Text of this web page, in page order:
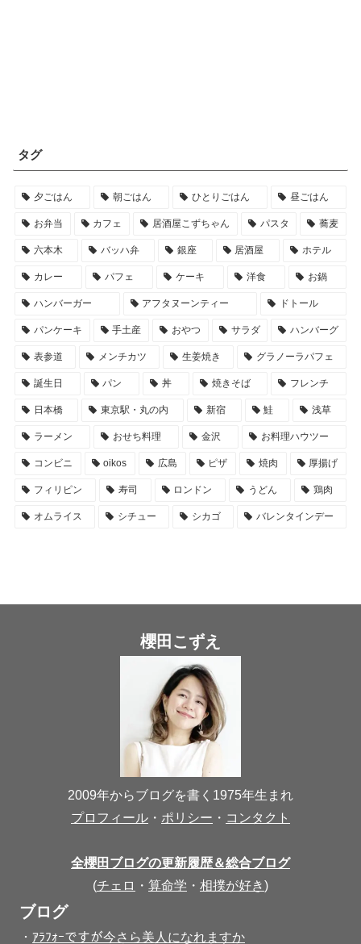
タグ
夕ごはん 朝ごはん ひとりごはん 昼ごはん
お弁当 カフェ 居酒屋こずちゃん パスタ 蕎麦
六本木 バッハ弁 銀座 居酒屋 ホテル
カレー パフェ ケーキ 洋食 お鍋
ハンバーガー アフタヌーンティー ドトール
パンケーキ 手土産 おやつ サラダ ハンバーグ
表参道 メンチカツ 生姜焼き グラノーラパフェ
誕生日 パン 丼 焼きそば フレンチ
日本橋 東京駅・丸の内 新宿 鮭 浅草
ラーメン おせち料理 金沢 お料理ハウツー
コンビニ oikos 広島 ピザ 焼肉 厚揚げ
フィリピン 寿司 ロンドン うどん 鶏肉
オムライス シチュー シカゴ バレンタインデー
櫻田こずえ
2009年からブログを書く1975年生まれ
プロフィール ・ ポリシー ・ コンタクト
全櫻田ブログの更新履歴＆総合ブログ
(チェロ ・ 算命学 ・ 相撲が好き)
ブログ
・ ｱﾗﾌｫｰですが今さら美人になれますか